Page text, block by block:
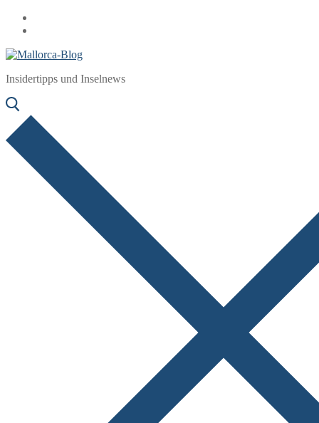
Zum
Inhalt
Menü
Schließen
Insidertipps und Inselnews